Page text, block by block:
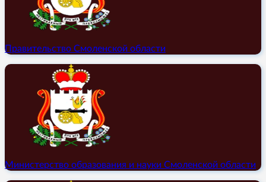
Правительство Смоленской области
Министерство образования и науки Смоленской области